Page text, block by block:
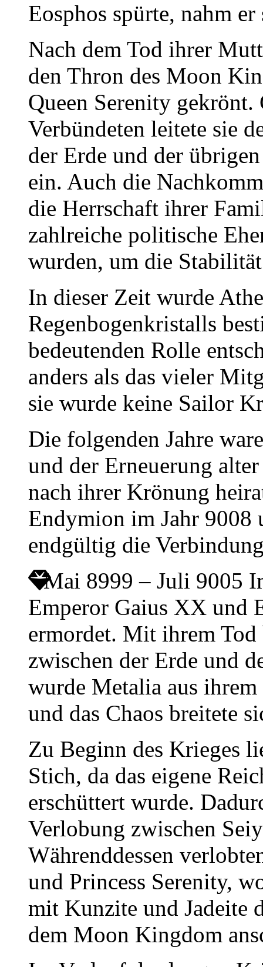
Eosphos spürte, nahm
Nach dem Tod ihrer
den Thron des Moon
Queen Serenity
Verbündeten leitete sie
der Erde und der
ein. Auch die
die Herrschaft ihrer
zahlreiche politische
wurden, um die
In dieser Zeit wurde
Regenbogenkristalls
bedeutenden Rolle
anders als das vieler
sie wurde keine Sailor
Die folgenden Jahre
und der Erneuerung
nach ihrer Krönung
Endymion im Jahr 9008
endgültig die
Mai 8999 – Juli 9005
Emperor Gaius XX und
ermordet. Mit ihrem
zwischen der Erde und
wurde Metalia aus
und das Chaos breitete
Zu Beginn des Krieges
Stich, da das eigene
erschüttert wurde.
Verlobung zwischen
Währenddessen
und Princess Serenity,
mit Kunzite und Jadeite
dem Moon Kingdom